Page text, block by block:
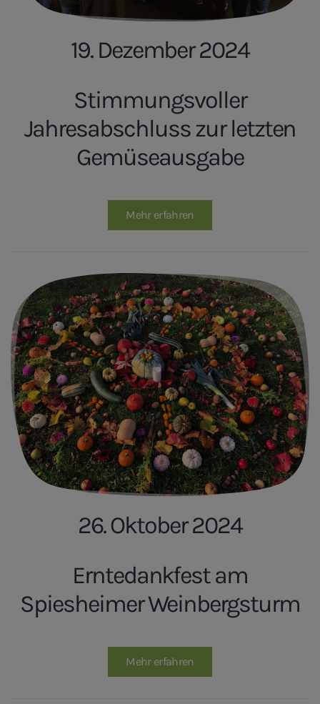
19. Dezember 2024
Stimmungsvoller
Jahresabschluss zur letzten
Gemüseausgabe
Mehr erfahren
26. Oktober 2024
Erntedankfest am
Spiesheimer Weinbergsturm
Mehr erfahren